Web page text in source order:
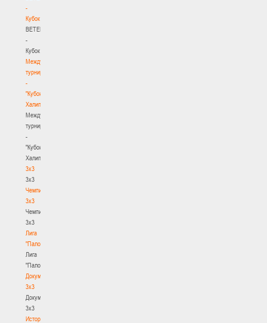
-
Кубок
BETERA
-
Кубок
Международный
турнир
-
"Кубок
Халипского"
Международный
турнир
-
"Кубок
Халипского"
3x3
3x3
Чемпионат
3х3
Чемпионат
3х3
Лига
"Палова"
Лига
"Палова"
Документы
3х3
Документы
3х3
История